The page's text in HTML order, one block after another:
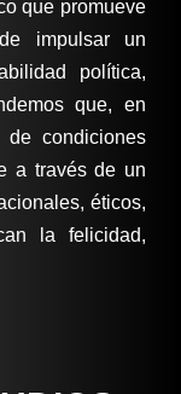
que promueve
impulsar un
política,
que, en
de condiciones
a través de un
éticos,
la felicidad,